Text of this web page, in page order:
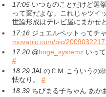
17:05 いつものことだけど選
って変だよな。これじゃツイ
世論形成はテレビ屋にまかせ
17:16 ジュエルペットってチ
movapic.com/pic/
17:20 @hoge_systemz いっ
#
18:29 JALのＣＭ こういうの
怯なり。 #
18:39 ちびまる子ちゃん あか